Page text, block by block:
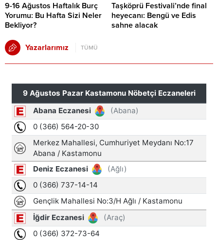
9-16 Ağustos Haftalık Burç
Yorumu: Bu Hafta Sizi Neler
Bekliyor?
Taşköprü Festivali’nde final
heyecanı: Bengü ve Edis
sahne alacak
Yazarlarımız TÜMÜ